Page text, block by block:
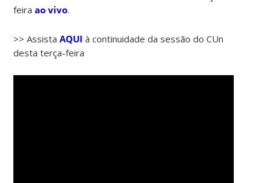
feiraao vivo.
>> AssistaAQUI à continuidade da sessão do CUn
desta terça-feira